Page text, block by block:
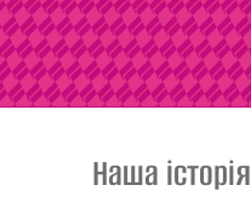
Наша історія